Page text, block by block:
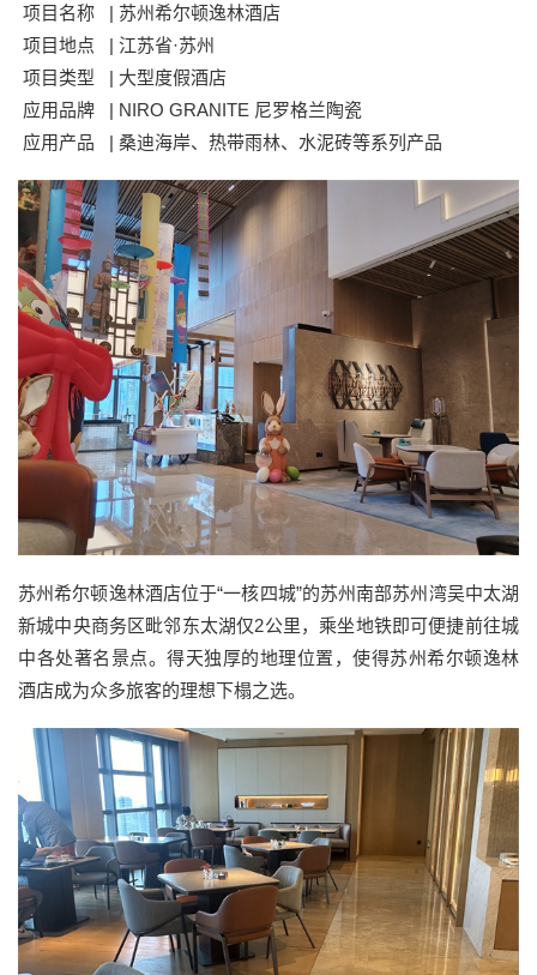
项目名称 | 苏州希尔顿逸林酒店
项目地点 | 江苏省·苏州
项目类型 | 大型度假酒店
应用品牌 | NIRO GRANITE 尼罗格兰陶瓷
应用产品 | 桑迪海岸、热带雨林、水泥砖等系列产品
苏州希尔顿逸林酒店位于“一核四城”的苏州南部苏州湾吴中太湖
新城中央商务区毗邻东太湖仅2公里，乘坐地铁即可便捷前往城
中各处著名景点。得天独厚的地理位置，使得苏州希尔顿逸林
酒店成为众多旅客的理想下榻之选。